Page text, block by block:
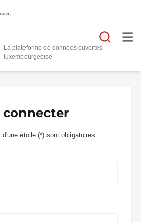
La plateforme de données ouvertes
connecter
d'une étoile (*) sont obligatoires.